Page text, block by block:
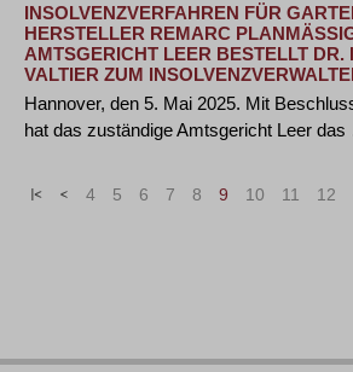
INSOLVENZVERFAHREN FÜR
HERSTELLER REMARC PLANMÄSSIG
MTSGERICHT LEER BESTELLT DR.
ALTIER ZUM INSOLVENZVERWALTER
Hannover, den 5. Mai 2025. Mit
hat das zuständige Amtsgericht Leer
« < 4 5 6 7 8 9 10 11 12